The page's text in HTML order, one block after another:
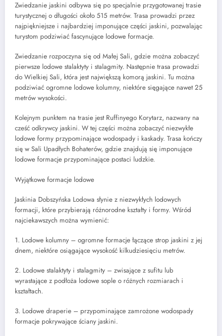
Zwiedzanie jaskini odbywa się po specjalnie przygotowanej trasie
turystycznej o długości około 515 metrów. Trasa prowadzi przez
najpiękniejsze i najbardziej imponujące części jaskini, pozwalając
turystom podziwiać fascynujące lodowe formacje.
Zwiedzanie rozpoczyna się od Małej Sali, gdzie można zobaczyć
pierwsze lodowe stalaktyty i stalagmity. Następnie trasa prowadzi
do Wielkiej Sali, która jest największą komorą jaskini. Tu można
podziwiać ogromne lodowe kolumny, niektóre sięgające nawet 25
metrów wysokości.
Kolejnym punktem na trasie jest Ruffinyego Korytarz, nazwany na
cześć odkrywcy jaskini. W tej części można zobaczyć niezwykłe
lodowe formy przypominające wodospady i kaskady. Trasa kończy
się w Sali Upadłych Bohaterów, gdzie znajdują się imponujące
lodowe formacje przypominające postaci ludzkie.
Wyjątkowe formacje lodowe
Jaskinia Dobszyńska Lodowa słynie z niezwykłych lodowych
formacji, które przybierają różnorodne kształty i formy. Wśród
najciekawszych można wymienić:
1. Lodowe kolumny – ogromne formacje łączące strop jaskini z jej
dnem, niektóre osiągające wysokość kilkudziesięciu metrów.
2. Lodowe stalaktyty i stalagmity – zwisające z sufitu lub
wyrastające z podłoża lodowe sople o różnych rozmiarach i
kształtach.
3. Lodowe draperie – przypominające zamrożone wodospady
formacje pokrywające ściany jaskini.